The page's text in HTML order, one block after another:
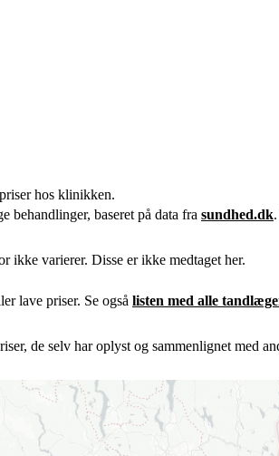
hos klinikken.
behandlinger, baseret på data fra sundhed.dk
ikke varierer. Disse er ikke medtaget her.
lave priser. Se også listen med alle
de selv har oplyst og sammenlignet med